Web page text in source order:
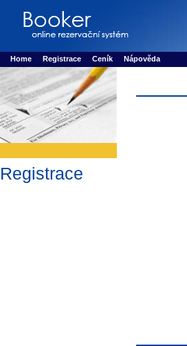
Rezervujse - Port�l pro online rezervace sportu
Home Registrace Ceník Nápověda
Registrace